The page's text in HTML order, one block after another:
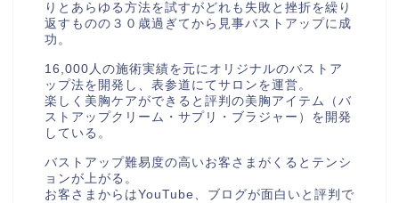
りとあらゆる方法を試すがどれも失敗と挫折を繰り
返すものの３０歳過ぎてから見事バストアップに成
功。
16,000人の施術実績を元にオリジナルのバストア
ップ法を開発し、表参道にてサロンを運営。
楽しく美胸ケアができると評判の美胸アイテム（バ
ストアップクリーム・サプリ・ブラジャー）を開発
している。
バストアップ難易度の高いお客さまがくるとテンシ
ョンが上がる。
お客さまからはYouTube、ブログが面白いと評判で